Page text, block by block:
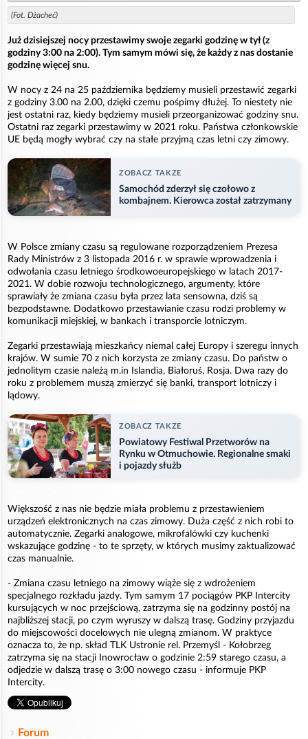
(Fot. Dżacheć)
Już dzisiejszej nocy przestawimy swoje zegarki godzinę w tył (z
godziny 3:00 na 2:00). Tym samym mówi się, że każdy z nas dostanie
godzinę więcej snu.
W nocy z 24 na 25 października będziemy musieli przestawić zegarki
z godziny 3.00 na 2.00, dzięki czemu pośpimy dłużej. To niestety nie
jest ostatni raz, kiedy będziemy musieli przeorganizować godziny snu.
Ostatni raz zegarki przestawimy w 2021 roku. Państwa członkowskie
UE będą mogły wybrać czy na stałe przyjmą czas letni czy zimowy.
ZOBACZ TAKZE
Samochód zderzył się czołowo z
kombajnem. Kierowca został zatrzymany
W Polsce zmiany czasu są regulowane rozporządzeniem Prezesa
Rady Ministrów z 3 listopada 2016 r. w sprawie wprowadzenia i
odwołania czasu letniego środkowoeuropejskiego w latach 2017-
2021. W dobie rozwoju technologicznego, argumenty, które
sprawiały że zmiana czasu była przez lata sensowna, dziś są
bezpodstawne. Dodatkowo przestawianie czasu rodzi problemy w
komunikacji miejskiej, w bankach i transporcie lotniczym.
Zegarki przestawiają mieszkańcy niemal całej Europy i szeregu innych
krajów. W sumie 70 z nich korzysta ze zmiany czasu. Do państw o
jednolitym czasie należą m.in Islandia, Białoruś, Rosja. Dwa razy do
roku z problemem muszą zmierzyć się banki, transport lotniczy i
lądowy.
ZOBACZ TAKZE
Powiatowy Festiwal Przetworów na
Rynku w Otmuchowie. Regionalne smaki
i pojazdy służb
Większość z nas nie będzie miała problemu z przestawieniem
urządzeń elektronicznych na czas zimowy. Duża część z nich robi to
automatycznie. Zegarki analogowe, mikrofalówki czy kuchenki
wskazujące godzinę - to te sprzęty, w których musimy zaktualizować
czas manualnie.
- Zmiana czasu letniego na zimowy wiąże się z wdrożeniem
specjalnego rozkładu jazdy. Tym samym 17 pociągów PKP Intercity
kursujących w noc przejściową, zatrzyma się na godzinny postój na
najbliższej stacji, po czym wyruszy w dalszą trasę. Godziny przyjazdu
do miejscowości docelowych nie ulegną zmianom. W praktyce
oznacza to, że np. skład TLK Ustronie rel. Przemyśl - Kołobrzeg
zatrzyma się na stacji Inowrocław o godzinie 2:59 starego czasu, a
odjedzie w dalszą trasę o 3:00 nowego czasu - informuje PKP
Intercity.
Forum